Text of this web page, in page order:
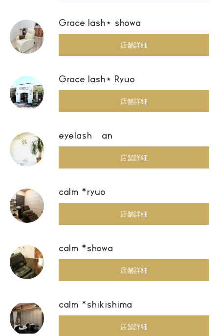
Grace lash⋆ showa
店舗詳細
Grace lash⋆ Ryuo
店舗詳細
eyelash an
店舗詳細
calm *ryuo
店舗詳細
calm *showa
店舗詳細
calm *shikishima
店舗詳細